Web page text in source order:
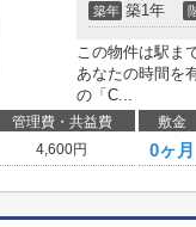
築年 築1年
この物件は駅ま
あなたの時間を
の「C...
管理費・共益費 敷金
4,600円 0ヶ月